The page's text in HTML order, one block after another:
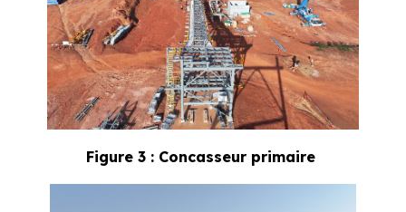
Figure 3 : Concasseur primaire